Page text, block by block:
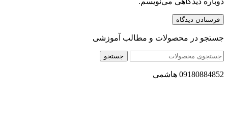
جستجو در محصولات و مطالب آموزشی
جستجو
09180884852 هاشمی